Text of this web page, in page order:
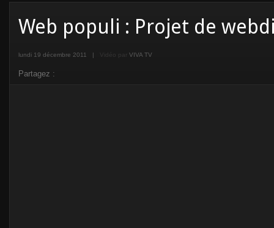
Web populi : Projet de
lundi 19 décembre 2011 | Vidéo par VIVA TV
Partagez :